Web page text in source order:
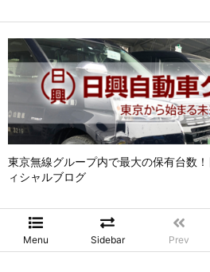
東京無線グループ内で最大の保有台数
ィシャルブログ
Menu Sidebar Prev